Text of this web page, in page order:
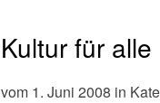
Kultur für alle
vom 1. Juni 2008 in